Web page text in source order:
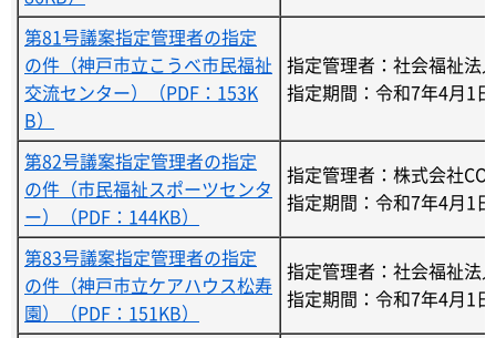
第81号議案指定管理者の指定
の件（神戸市立こうべ市民福祉
交流センター）（PDF：153K
B）
指定管理者：社会福祉法
指定期間：令和7年4月1
第82号議案指定管理者の指定
の件（市民福祉スポーツセンタ
ー）（PDF：144KB）
指定管理者：株式会社
指定期間：令和7年4月1
第83号議案指定管理者の指定
の件（神戸市立ケアハウス松寿
園）（PDF：151KB）
指定管理者：社会福祉法
指定期間：令和7年4月1